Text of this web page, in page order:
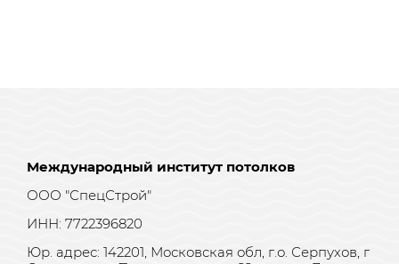
Международный институт потолков
ООО "СпецСтрой"
ИНН: 7722396820
Юр. адрес: 142201, Московская обл, г.о. Серпухов, г